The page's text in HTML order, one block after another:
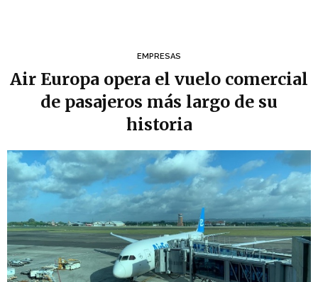
EMPRESAS
Air Europa opera el vuelo comercial
de pasajeros más largo de su
historia